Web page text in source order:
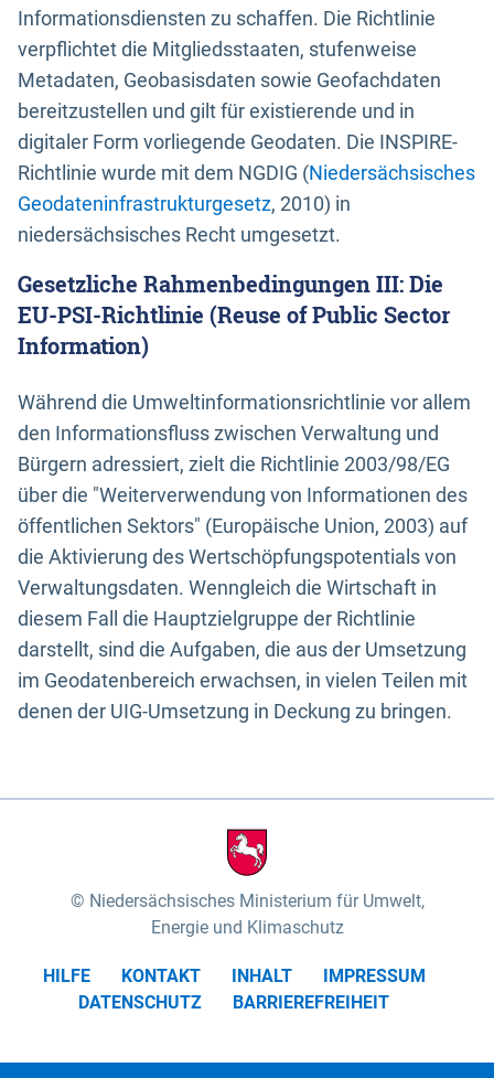
Informationsdiensten zu schaffen. Die Richtlinie
verpflichtet die Mitgliedsstaaten, stufenweise
Metadaten, Geobasisdaten sowie Geofachdaten
bereitzustellen und gilt für existierende und in
digitaler Form vorliegende Geodaten. Die INSPIRE-
Richtlinie wurde mit dem NGDIG (Niedersächsisches
Geodateninfrastrukturgesetz, 2010) in
niedersächsisches Recht umgesetzt.
Gesetzliche Rahmenbedingungen III: Die
EU-PSI-Richtlinie (Reuse of Public Sector
Information)
Während die Umweltinformationsrichtlinie vor allem
den Informationsfluss zwischen Verwaltung und
Bürgern adressiert, zielt die Richtlinie 2003/98/EG
über die "Weiterverwendung von Informationen des
öffentlichen Sektors" (Europäische Union, 2003) auf
die Aktivierung des Wertschöpfungspotentials von
Verwaltungsdaten. Wenngleich die Wirtschaft in
diesem Fall die Hauptzielgruppe der Richtlinie
darstellt, sind die Aufgaben, die aus der Umsetzung
im Geodatenbereich erwachsen, in vielen Teilen mit
denen der UIG-Umsetzung in Deckung zu bringen.
Niedersächsisches Ministerium für Umwelt,
Energie und Klimaschutz
HILFE KONTAKT INHALT
IMPRESSUM
DATENSCHUTZ
BARRIEREFREIHEIT